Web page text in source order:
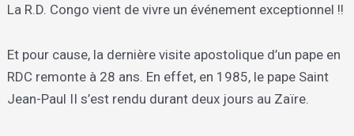
La R.D. Congo vient de vivre un événement exceptionnel !!
Et pour cause, la dernière visite apostolique d’un pape en
RDC remonte à 28 ans. En effet, en 1985, le pape Saint
Jean-Paul II s’est rendu durant deux jours au Zaïre.